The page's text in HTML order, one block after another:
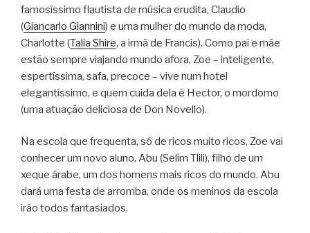
famosíssimo flautista de música erudita, Claudio
(Giancarlo Giannini) e uma mulher do mundo da moda,
Charlotte (Talia Shire, a irmã de Francis). Como pai e mãe
estão sempre viajando mundo afora, Zoe – inteligente,
espertíssima, safa, precoce – vive num hotel
elegantíssimo, e quem cuida dela é Hector, o mordomo
(uma atuação deliciosa de Don Novello).
Na escola que frequenta, só de ricos muito ricos, Zoe vai
conhecer um novo aluno, Abu (Selim Tlili), filho de um
xeque árabe, um dos homens mais ricos do mundo. Abu
dará uma festa de arromba, onde os meninos da escola
irão todos fantasiados.